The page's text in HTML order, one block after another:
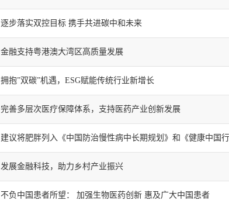
逐步落实双控目标 携手共进碳中和未来
金融支持粤港澳大湾区高质量发展
拥抱”双碳”机遇，ESG赋能传统行业新增长
完善多层次医疗保障体系，支持医药产业创新发展
建议将肥胖列入《中国防治慢性病中长期规划》和《健康中国
发展金融科技，助力乡村产业振兴
不负中国患者所望： 加强生物医药创新 惠及广大中国患者